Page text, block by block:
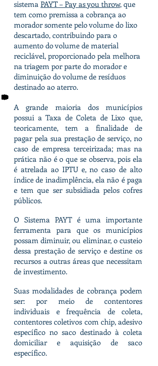
sistema PAYT – Pay as you throw, que
tem como premissa a cobrança ao
morador somente pelo volume do lixo
descartado, contribuindo para o
aumento do volume de material
reciclável, proporcionado pela melhora
na triagem por parte do morador e
diminuição do volume de resíduos
destinado ao aterro.
A grande maioria dos municípios
possui a Taxa de Coleta de Lixo que,
teoricamente, tem a finalidade de
pagar pela sua prestação de serviço, no
caso de empresa terceirizada; mas na
prática não é o que se observa, pois ela
é atrelada ao IPTU e, no caso de alto
índice de inadimplência, ela não é paga
e tem que ser subsidiada pelos cofres
públicos.
O Sistema PAYT é uma importante
ferramenta para que os municípios
possam diminuir, ou eliminar, o custeio
dessa prestação de serviço e destine os
recursos a outras áreas que necessitam
de investimento.
Suas modalidades de cobrança podem
ser: por meio de contentores
individuais e frequência de coleta,
contentores coletivos com chip, adesivo
específico no saco destinado à coleta
domiciliar e aquisição de saco
específico.